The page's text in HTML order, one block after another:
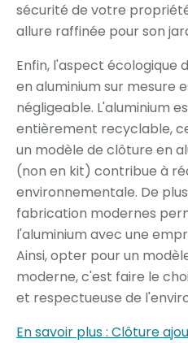
sécurité de votre
allure raffinée pour son
Enfin, l'aspect écologique
en aluminium sur mesure
négligeable. L'aluminium
entièrement recyclable,
un modèle de clôture en
(non en kit) contribue à
environnementale. De
fabrication modernes
l'aluminium avec une
Ainsi, opter pour un
moderne, c'est faire le
et respectueuse de
En savoir plus : Clôture